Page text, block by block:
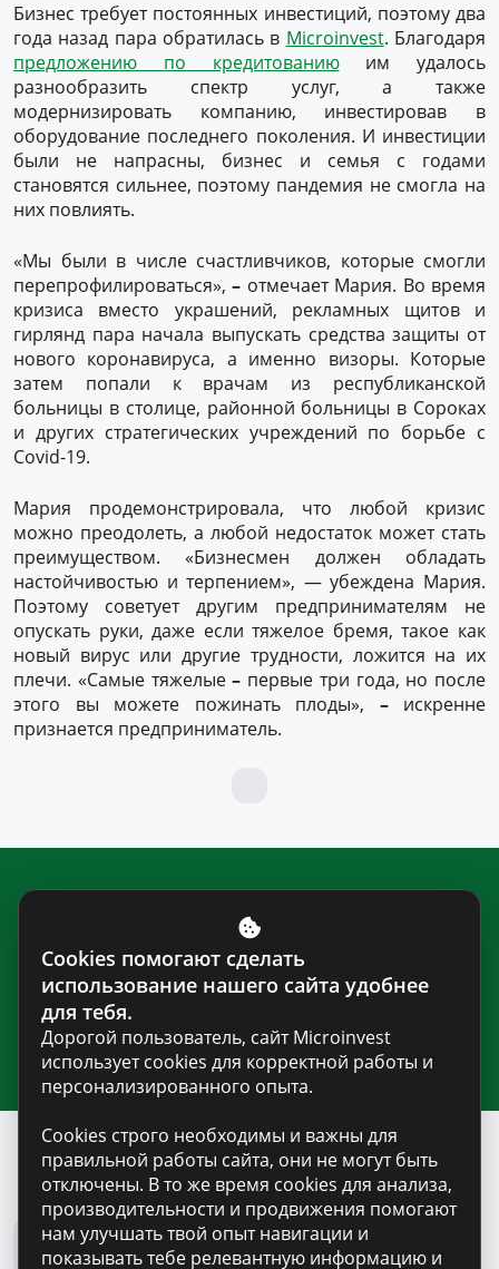
Бизнес требует постоянных инвестиций, поэтому два
года назад пара обратилась в Microinvest. Благодаря
предложению по кредитованиюим удалось
разнообразить спектр услуг, а также
модернизировать компанию, инвестировав в
оборудование последнего поколения. И инвестиции
были не напрасны, бизнес и семья с годами
становятся сильнее, поэтому пандемия не смогла на
них повлиять.
«Мы были в числе счастливчиков, которые смогли
перепрофилироваться»,– отмечает Мария. Во время
кризиса вместо украшений, рекламных щитов и
гирлянд пара начала выпускать средства защиты от
нового коронавируса, а именно визоры. Которые
затем попали к врачам из республиканской
больницы в столице, районной больницы в Сороках
и других стратегических учреждений по борьбе с
Covid-19.
Мария продемонстрировала, что любой кризис
можно преодолеть, а любой недостаток может стать
преимуществом. «Бизнесмен должен обладать
настойчивостью и терпением», — убеждена Мария.
Поэтому советует другим предпринимателям не
опускать руки, даже если тяжелое бремя, такое как
новый вирус или другие трудности, ложится на их
плечи. «Самые тяжелые– первые три года, но после
этого вы можете пожинать плоды», –искренне
признается предприниматель.
Подпишитесь на нашу рассылку
для получения новостей и
полезной информации
Блог Microinvest
Все новости
Cookies помогают сделать
использование нашего сайта удобнее
для тебя.
Дорогой пользователь, сайт Microinvest
использует cookies для корректной работы и
персонализированного опыта.
Cookies строго необходимы и важны для
правильной работы сайта, они не могут быть
отключены. В то же время cookies для анализа,
производительности и продвижения помогают
нам улучшать твой опыт навигации и
показывать тебе релевантную информацию и